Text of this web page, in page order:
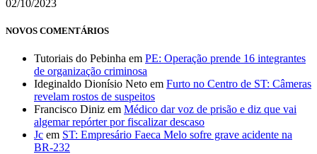
02/10/2023
NOVOS COMENTÁRIOS
Tutoriais do Pebinha em PE: Operação prende 16 integrantes
de organização criminosa
Ideginaldo Dionísio Neto em Furto no Centro de ST: Câmeras
revelam rostos de suspeitos
Francisco Diniz em Médico dar voz de prisão e diz que vai
algemar repórter por fiscalizar descaso
Jc em ST: Empresário Faeca Melo sofre grave acidente na
BR-232